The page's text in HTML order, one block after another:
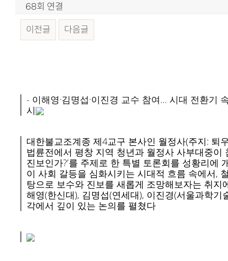
68회 연결
이전글
다음글
- 이해영·김명섭·이진경 교수 참여… 시대 전환기
시
대한불교조계종 제4교구 본사인 월정사(주지: 퇴
법륜전에서 평창 지역 청년과 월정사 사부대중이
진보인가?’를 주제로 한 특별 토론회를 성황리에
이 사회 갈등을 심화시키는 시대적 흐름 속에서,
탕으로 보수와 진보를 새롭게 조망해보자는 취지
해영(한신대), 김명섭(연세대), 이진경(서울과학
각에서 깊이 있는 논의를 펼쳤다